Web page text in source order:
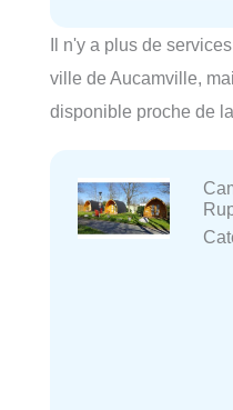
Il n'y a plus de
ville de Aucamville,
disponible proche de